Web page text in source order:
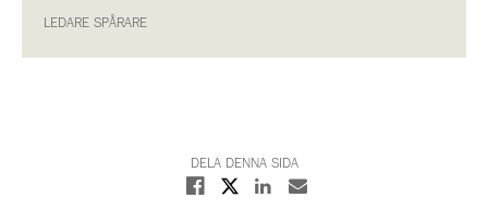
LEDARE SPÅRARE
DELA DENNA SIDA
Dela på Facebook
Dela på XDela på Linkedin
Dela med E-post